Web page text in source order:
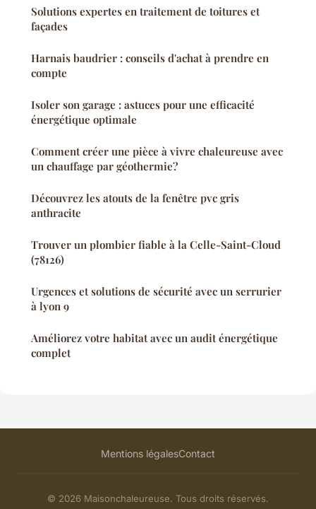
Solutions expertes en traitement de toitures et
façades
Harnais baudrier : conseils d'achat à prendre en
compte
Isoler son garage : astuces pour une efficacité
énergétique optimale
Comment créer une pièce à vivre chaleureuse avec
un chauffage par géothermie?
Découvrez les atouts de la fenêtre pvc gris
anthracite
Trouver un plombier fiable à la Celle-Saint-Cloud
(78126)
Urgences et solutions de sécurité avec un serrurier
à lyon 9
Améliorez votre habitat avec un audit énergétique
complet
Mentions légalesContact
© 2026 Maisonchaleureuse. Tous droits réservés.